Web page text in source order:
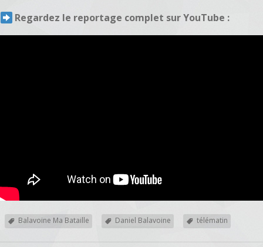
Regardez le reportage complet sur YouTube :
Balavoine Ma Bataille Daniel Balavoine télématin